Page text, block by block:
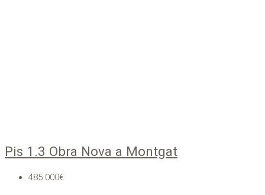
Pis 1.3 Obra Nova a Montgat
485.000€